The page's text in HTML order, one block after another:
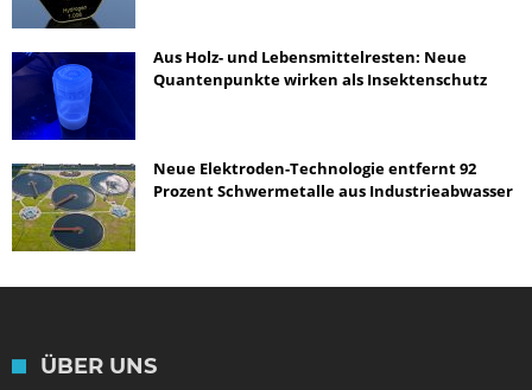
Aus Holz- und Lebensmittelresten: Neue
Quantenpunkte wirken als Insektenschutz
Neue Elektroden-Technologie entfernt 92
Prozent Schwermetalle aus Industrieabwasser
ÜBER UNS